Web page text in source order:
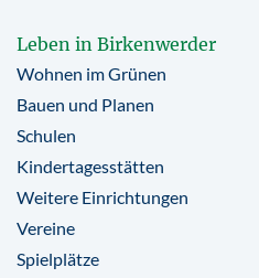
Leben in Birkenwerder
Wohnen im Grünen
Bauen und Planen
Schulen
Kindertagesstätten
Weitere Einrichtungen
Vereine
Spielplätze